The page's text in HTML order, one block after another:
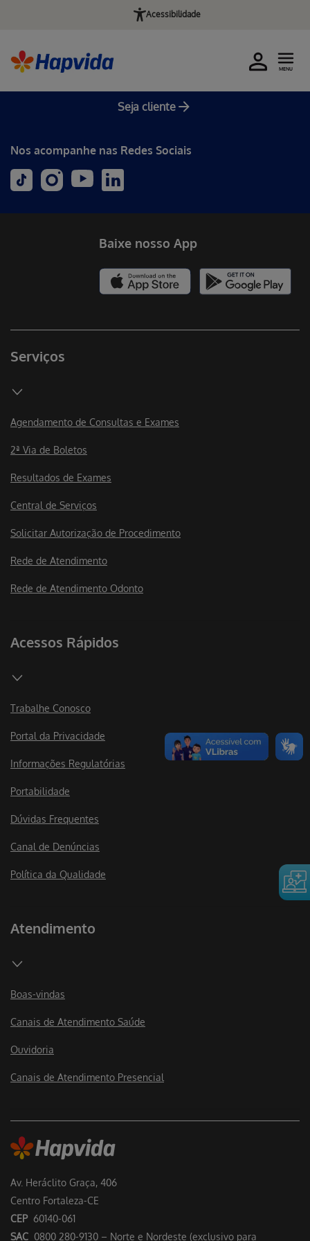
Acessibilidade
Seja cliente
MENU
Nos acompanhe nas Redes Sociais
Av. Heráclito Graça, 406
Centro Fortaleza-CE
CEP 60140-061
SAC 0800 280-9130 – Norte e Nordeste (exclusivo para
Serviços
Agendamento de Consultas e Exames
2ª Via de Boletos
Resultados de Exames
Central de Serviços
Solicitar Autorização de Procedimento
Rede de Atendimento
Rede de Atendimento Odonto
Acessos Rápidos
Trabalhe Conosco
Portal da Privacidade
Informações Regulatórias
Portabilidade
Dúvidas Frequentes
Canal de Denúncias
Política da Qualidade
Atendimento
Boas-vindas
Canais de Atendimento Saúde
Ouvidoria
Canais de Atendimento Presencial
Baixe nosso App